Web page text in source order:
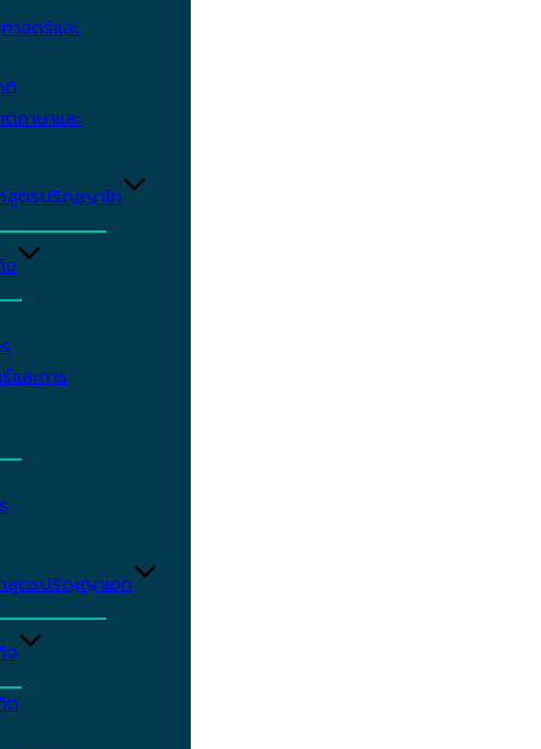
สตร์และ
ติ
ภาษาและ
สูตรปริญญาโท
จ
ละการ
สูตรปริญญาเอก
จ
ต